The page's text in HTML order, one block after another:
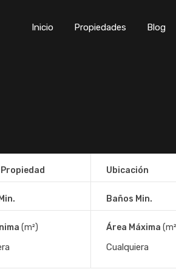
Inicio Propiedades Blog
Ubicación
Baños Min.
(m²) Área Máxima